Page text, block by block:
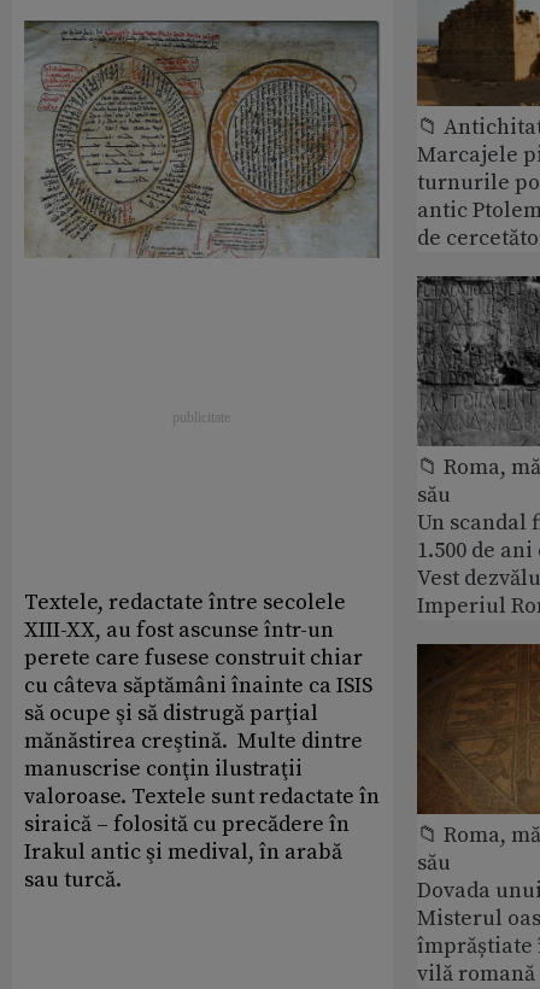
Textele, redactate între secolele
XIII-XX, au fost ascunse într-un
perete care fusese construit chiar
cu câteva săptămâni înainte ca ISIS
să ocupe şi să distrugă parţial
mănăstirea creştină. Multe dintre
manuscrise conţin ilustraţii
valoroase. Textele sunt redactate în
siraică – folosită cu precădere în
Irakul antic şi medival, în arabă
sau turcă.
📁
Marcajele
turnurile
antic
de
📁 Roma,
său
Un scandal
1.500 de
Vest
Imperiul
📁 Roma,
său
Dovada
Misterul
împrăștiate
vilă romană